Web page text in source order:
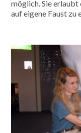
möglich. Sie erlaubt
auf eigene Faust zu